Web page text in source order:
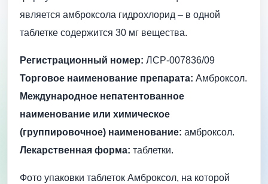
является амброксола гидрохлорид – в одной
таблетке содержится 30 мг вещества.
Регистрационный номер: ЛСР-007836/09
Торговое наименование препарата: Амброксол.
Международное непатентованное
наименование или химическое
(группировочное) наименование: амброксол.
Лекарственная форма: таблетки.
Фото упаковки таблеток Амброксол, на которой